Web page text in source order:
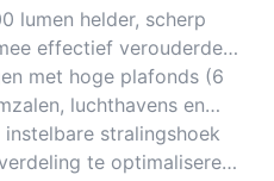
lumen helder, scherp
effectief verouderde
terwijl het slechts de
met hoge plafonds (6
luchthavens en
een gelijkmatige
stralingshoek
te optimaliseren